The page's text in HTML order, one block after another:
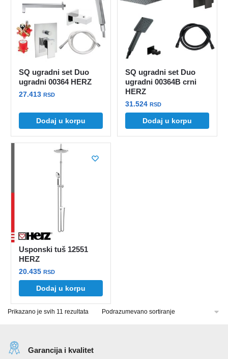
SQ ugradni set Duo
ugradni 00364 HERZ
27.413RSD
Dodaj u korpu
SQ ugradni set Duo
ugradni 00364B crni
HERZ
31.524RSD
Dodaj u korpu
Usponski tuš 12551
HERZ
20.435RSD
Dodaj u korpu
Prikazano je svih 11 rezultata
Garancija i kvalitet